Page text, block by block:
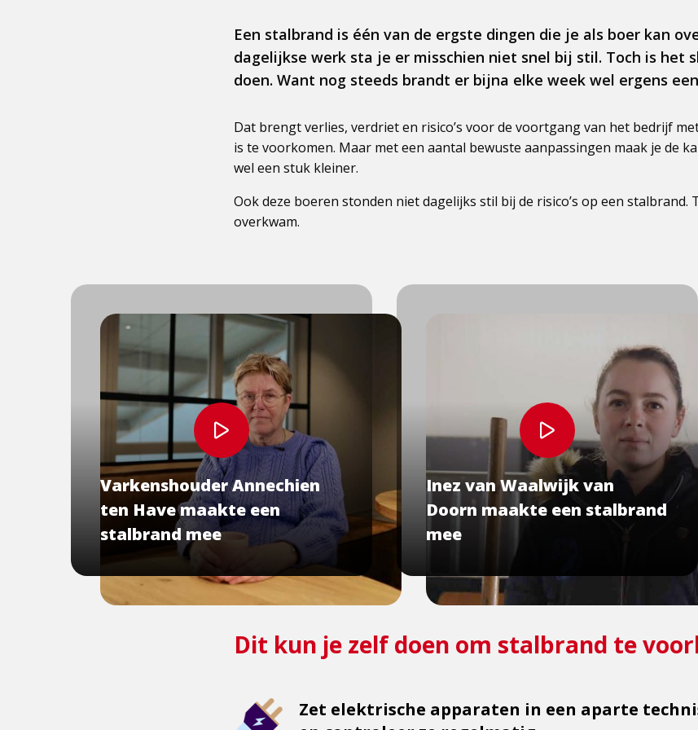
Een stalbrand is één van de ergste dingen die je als boer kan
dagelijkse werk sta je er misschien niet snel bij stil. Toch is het
doen. Want nog steeds brandt er bijna elke week wel ergens
Dat brengt verlies, verdriet en risico’s voor de voortgang van het bedrijf
is te voorkomen. Maar met een aantal bewuste aanpassingen maak je de
wel een stuk kleiner.
Ook deze boeren stonden niet dagelijks stil bij de risico’s op een stalbrand.
overkwam.
Bekijk
video
Varkenshouder Annechien
ten Have maakte een
stalbrand mee
Bekijk
video
Inez van Waalwijk van
Doorn maakte een stalbrand
mee
Dit kun je zelf doen om stalbrand te
Zet elektrische apparaten in een aparte